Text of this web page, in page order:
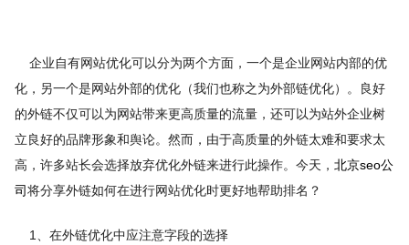
企业自有网站优化可以分为两个方面，一个是企业网站内部的优
化，另一个是网站外部的优化（我们也称之为外部链优化）。良好
的外链不仅可以为网站带来更高质量的流量，还可以为站外企业树
立良好的品牌形象和舆论。然而，由于高质量的外链太难和要求太
高，许多站长会选择放弃优化外链来进行此操作。今天， 北京seo公
司将分享外链如何在进行网站优化时更好地帮助排名？
1、在外链优化中应注意字段的选择